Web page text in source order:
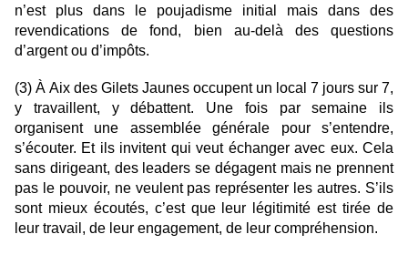
n’est plus dans le poujadisme initial mais dans des
revendications de fond, bien au-delà des questions
d’argent ou d’impôts.
(3) À Aix des Gilets Jaunes occupent un local 7 jours sur 7,
y travaillent, y débattent. Une fois par semaine ils
organisent une assemblée générale pour s’entendre,
s’écouter. Et ils invitent qui veut échanger avec eux. Cela
sans dirigeant, des leaders se dégagent mais ne prennent
pas le pouvoir, ne veulent pas représenter les autres. S’ils
sont mieux écoutés, c’est que leur légitimité est tirée de
leur travail, de leur engagement, de leur compréhension.